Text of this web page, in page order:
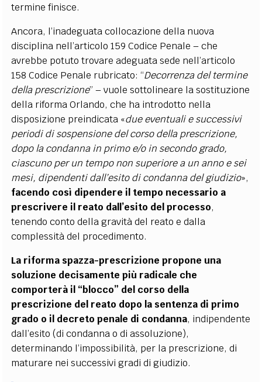
termine finisce.
Ancora, l’inadeguata collocazione della nuova
disciplina nell’articolo 159 Codice Penale – che
avrebbe potuto trovare adeguata sede nell’articolo
158 Codice Penale rubricato: “Decorrenza del termine
della prescrizione” – vuole sottolineare la sostituzione
della riforma Orlando, che ha introdotto nella
disposizione preindicata «due eventuali e successivi
periodi di sospensione del corso della prescrizione,
dopo la condanna in primo e/o in secondo grado,
ciascuno per un tempo non superiore a un anno e sei
mesi, dipendenti dall’esito di condanna del giudizio»,
facendo così dipendere il tempo necessario a
prescrivere il reato dall’esito del processo,
tenendo conto della gravità del reato e dalla
complessità del procedimento.
La riforma spazza-prescrizione propone una
soluzione decisamente più radicale che
comporterà il “blocco” del corso della
prescrizione del reato dopo la sentenza di primo
grado o il decreto penale di condanna, indipendente
dall’esito (di condanna o di assoluzione),
determinando l’impossibilità, per la prescrizione, di
maturare nei successivi gradi di giudizio.